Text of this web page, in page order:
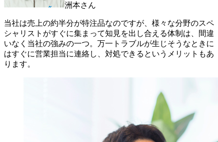
洲本さん
当社は売上の約半分が特注品なのですが、様々な分野のスペ
シャリストがすぐに集まって知見を出し合える体制は、間違
いなく当社の強みの一つ。万一トラブルが生じそうなときに
はすぐに営業担当に連絡し、対処できるというメリットもあ
ります。